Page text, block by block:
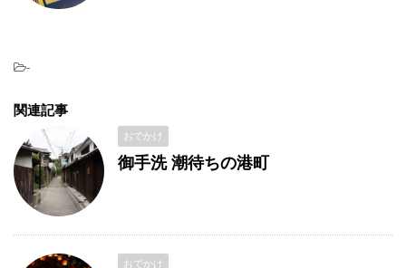
-
関連記事
おでかけ
御手洗 潮待ちの港町
おでかけ